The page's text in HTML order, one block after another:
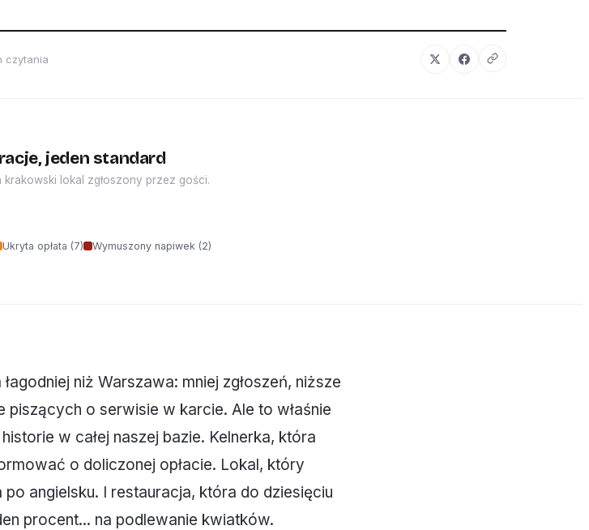
czytania
jeden standard
krakowski lokal zgłoszony przez gości.
Ukryta opłata (7) Wymuszony napiwek (2)
niż Warszawa: mniej zgłoszeń, niższe
o serwisie w karcie. Ale to właśnie
w całej naszej bazie. Kelnerka, która
o doliczonej opłacie. Lokal, który
angielsku. I restauracja, która do dziesięciu
procent... na podlewanie kwiatków.